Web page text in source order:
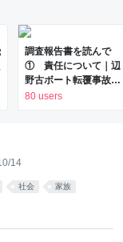
調査報告書を読んで
① 責任について｜辺
野古ボート転覆事故遺
族メモ
80 users
14
社会 家族